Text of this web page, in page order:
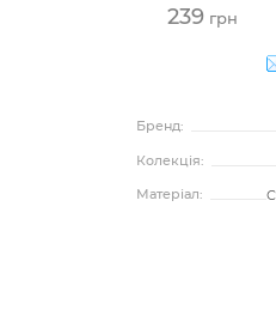
239грн
Бренд:
Колекція:
Матеріал: